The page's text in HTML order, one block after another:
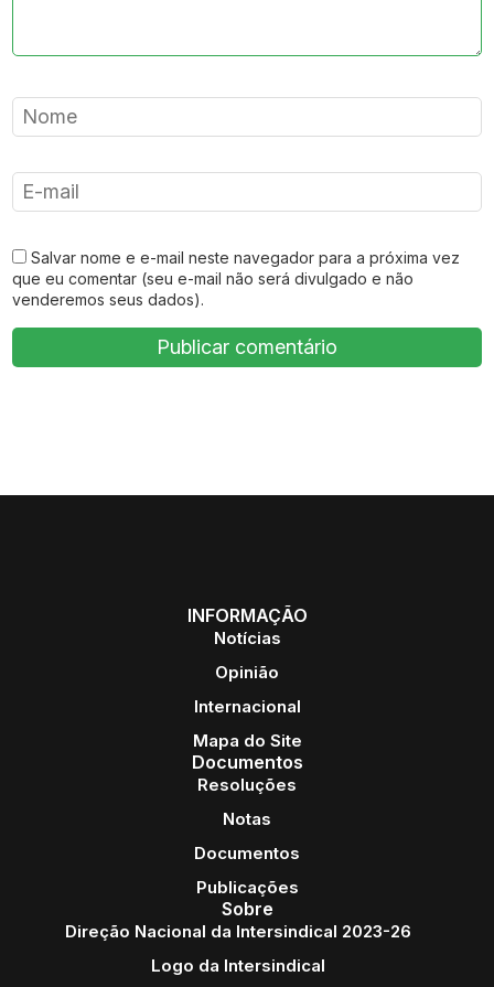
Salvar nome e e-mail neste navegador para a próxima vez
que eu comentar (seu e-mail não será divulgado e não
venderemos seus dados).
INFORMAÇÃO
Notícias
Opinião
Internacional
Mapa do Site
Documentos
Resoluções
Notas
Documentos
Publicações
Sobre
Direção Nacional da Intersindical 2023-26
Logo da Intersindical